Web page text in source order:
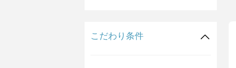
こだわり条件